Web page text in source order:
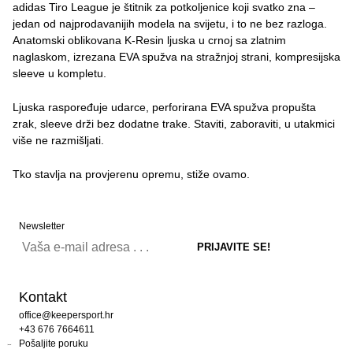
adidas Tiro League je štitnik za potkoljenice koji svatko zna –
jedan od najprodavanijih modela na svijetu, i to ne bez razloga.
Anatomski oblikovana K-Resin ljuska u crnoj sa zlatnim
naglaskom, izrezana EVA spužva na stražnjoj strani, kompresijska
sleeve u kompletu.
Ljuska raspoređuje udarce, perforirana EVA spužva propušta
zrak, sleeve drži bez dodatne trake. Staviti, zaboraviti, u utakmici
više ne razmišljati.
Tko stavlja na provjerenu opremu, stiže ovamo.
Newsletter
Kontakt
office@keepersport.hr
+43 676 7664611
Pošaljite poruku